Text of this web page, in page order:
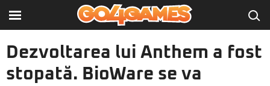
Dezvoltarea lui Anthem a fost
stopată. BioWare se va